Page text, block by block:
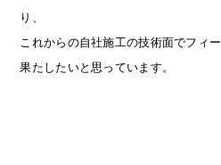
り、
これからの自社施工の技術面でフィ
果たしたいと思っています。